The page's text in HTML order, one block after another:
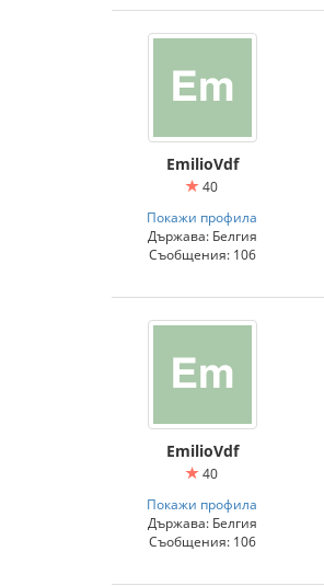
EmilioVdf
40
Покажи профила
Държава: Белгия
Съобщения: 106
EmilioVdf
40
Покажи профила
Държава: Белгия
Съобщения: 106